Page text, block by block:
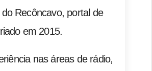
Recôncavo, portal de
em 2015.
nas áreas de rádio,